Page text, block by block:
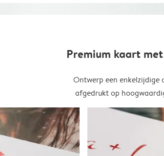
Premium kaart
Ontwerp een
afgedrukt op